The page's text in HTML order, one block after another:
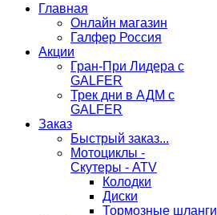
Главная
Онлайн магазин
Галфер Россия
Акции
Гран-При Лидера c
GALFER
Трек дни в АДМ с
GALFER
Заказ
Быстрый заказ...
Мотоциклы -
Скутеры - ATV
Колодки
Диски
Тормозные шланги